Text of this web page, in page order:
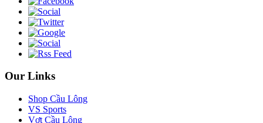
Our Links
Shop Cầu Lông
VS Sports
Vợt Cầu Lông